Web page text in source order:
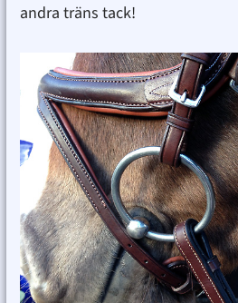
andra träns tack!